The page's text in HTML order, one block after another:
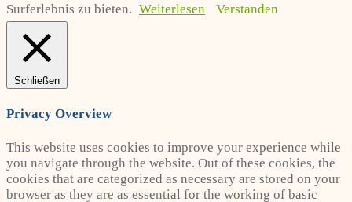
Surferlebnis zu bieten. Weiterlesen Verstanden
Schließen
Privacy Overview
This website uses cookies to improve your experience while
you navigate through the website. Out of these cookies, the
cookies that are categorized as necessary are stored on your
browser as they are as essential for the working of basic